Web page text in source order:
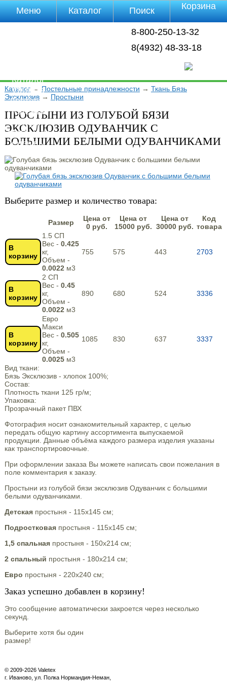
8-800-250-13-32
8(4932) 48-33-18
Каталог→ Постельные принадлежности → Ткань Бязь
Эксклюзив→ Простыни
ПРОСТЫНИ ИЗ ГОЛУБОЙ БЯЗИ
ЭКСКЛЮЗИВ ОДУВАНЧИК С
БОЛЬШИМИ БЕЛЫМИ ОДУВАНЧИКАМИ
Выберите размер и количество товара:
Размер
Цена от
0 руб.
Цена от
15000 руб.
Цена от
30000 руб.
Код
товара
В
корзину
1.5 СП
Вес - 0.425
кг,
Объем -
0.0022 м3
755 575 443 2703
В
корзину
2 СП
Вес - 0.45
кг,
Объем -
0.0022 м3
890 680 524 3336
В
корзину
Евро
Макси
Вес - 0.505
кг,
Объем -
0.0025м3
1085 830 637 3337
Вид ткани:
Бязь Эксклюзив - хлопок 100%;
Состав:
Плотность ткани 125 гр/м;
Упаковка:
Прозрачный пакет ПВХ
Фотография носит ознакомительный характер, с целью
передать общую картину ассортимента выпускаемой
продукции. Данные объёма каждого размера изделия указаны
как транспортировочные.
При оформлении заказа Вы можете написать свои пожелания в
поле комментария к заказу.
Простыни из голубой бязи эксклюзив Одуванчик с большими
белыми одуванчиками.
Детскаяпростыня - 115х145 см;
Подростковаяпростыня - 115х145 см;
1,5 спальнаяпростыня - 150х214 см;
2 спальный простыня - 180х214 см;
Евро простыня - 220х240 см;
Заказ успешно добавлен в корзину!
Это сообщение автоматически закроется через несколько
секунд.
Выберите хотя бы один
размер!
© 2009-2026 Valetex
г. Иваново, ул. Полка Нормандия-Неман,
Меню
Каталог
Оплата
Доставка
Полезная
инфа
Магазины
Отзывы
Каталог Поиск Корзина